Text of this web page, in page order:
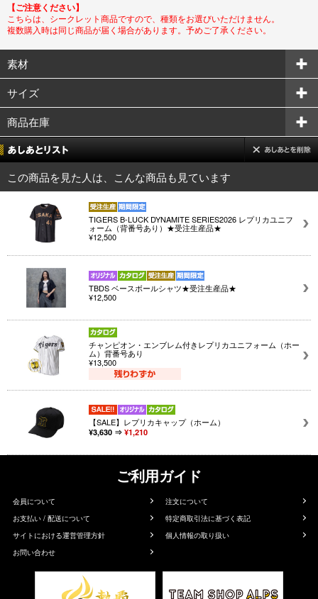
【ご注意ください】
こちらは、シークレット商品ですので、種類をお選びいただけません。
複数購入時は同じ商品が届く場合があります。予めご了承ください。
素材
サイズ
商品在庫
この商品を見た人は、こんな商品も見ています
TIGERS B-LUCK DYNAMITE SERIES2026 レプリカユニフ
ォーム（背番号あり）★受注生産品★
¥12,500
TBDS ベースボールシャツ★受注生産品★
¥12,500
チャンピオン・エンブレム付きレプリカユニフォーム（ホー
ム）背番号あり
¥13,500
【SALE】レプリカキャップ（ホーム）
¥3,630 ⇒ ¥1,210
ご利用ガイド
会員について
注文について
お支払い / 配送について
特定商取引法に基づく表記
サイトにおける運営管理方針
個人情報の取り扱い
お問い合わせ